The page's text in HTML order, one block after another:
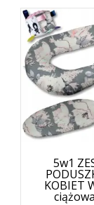
5w1
KOBIET